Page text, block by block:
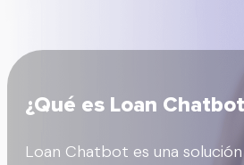
¿Qué es Loan
Loan Chatbot es una